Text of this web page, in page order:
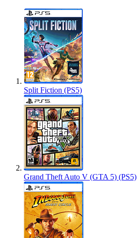
Split Fiction (PS5)
Grand Theft Auto V (GTA 5) (PS5)